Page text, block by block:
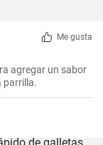
Me gusta
agregar un sabor
parrilla.